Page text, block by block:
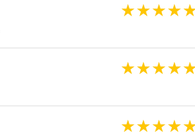
★★★★
★★★★
★★★★